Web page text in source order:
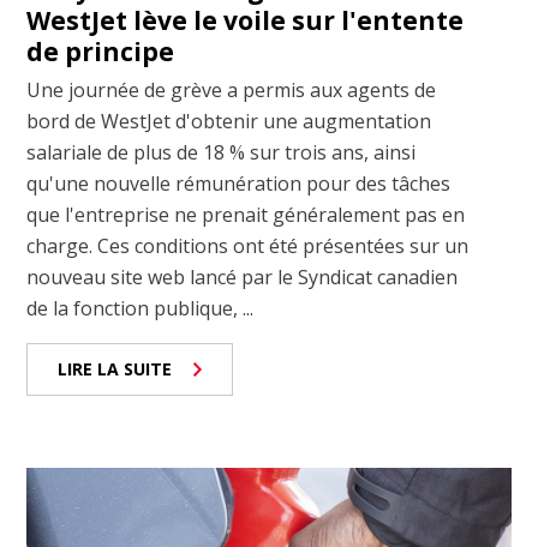
WestJet lève le voile sur l'entente
de principe
Une journée de grève a permis aux agents de
bord de WestJet d'obtenir une augmentation
salariale de plus de 18 % sur trois ans, ainsi
qu'une nouvelle rémunération pour des tâches
que l'entreprise ne prenait généralement pas en
charge. Ces conditions ont été présentées sur un
nouveau site web lancé par le Syndicat canadien
de la fonction publique, ...
LIRE LA SUITE